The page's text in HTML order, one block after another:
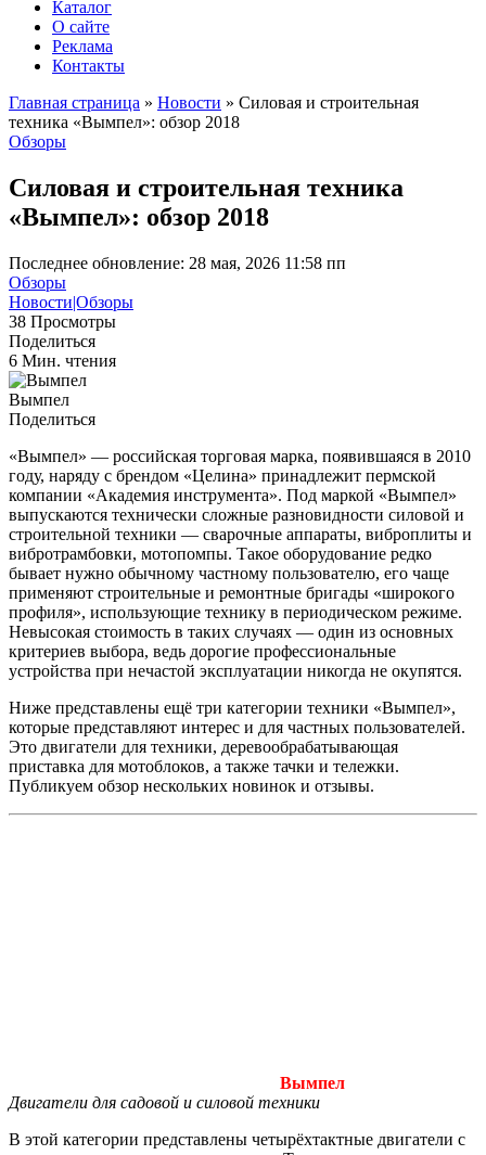
Каталог
О сайте
Реклама
Контакты
Главная страница » Новости » Силовая и строительная
техника «Вымпел»: обзор 2018
Обзоры
Силовая и строительная техника
«Вымпел»: обзор 2018
Последнее обновление: 28 мая, 2026 11:58 пп
Обзоры
Новости|Обзоры
38 Просмотры
Поделиться
6 Мин. чтения
Вымпел
Поделиться
«Вымпел» — российская торговая марка, появившаяся в 2010
году, наряду с брендом «Целина» принадлежит пермской
компании «Академия инструмента». Под маркой «Вымпел»
выпускаются технически сложные разновидности силовой и
стро­ительной техники — сварочные аппараты, виброплиты и
вибротрамбовки, мотопомпы. Такое оборудование редко
бывает нужно обычному частному пользователю, его чаще
применяют строительные и ремонтные бригады «широкого
профиля», использующие технику в периодическом режиме.
Невысокая стоимость в таких случаях — один из основных
критериев выбора, ведь дорогие профессиональные
устройства при нечастой эксплуатации никогда не окупятся.
Ниже представлены ещё три категории техники «Вымпел»,
которые представляют интерес и для частных пользователей.
Это двигатели для техники, деревообрабатывающая
приставка для мотоблоков, а также тачки и тележки.
Публикуем обзор нескольких новинок и отзывы.
Вымпел
Двигатели для садовой и силовой техники
В этой категории представлены четырёхтактные двигатели с